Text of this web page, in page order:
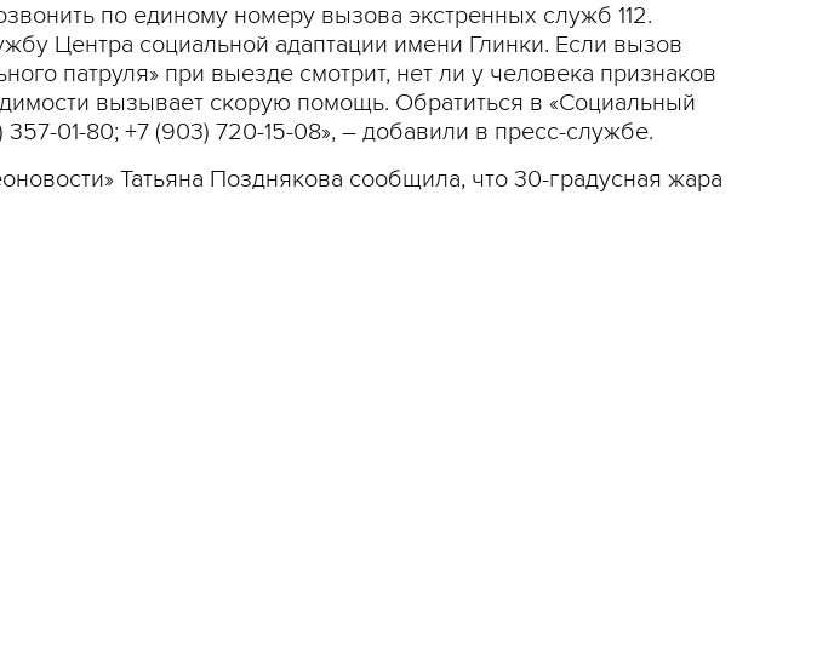
по единому номеру вызова экстренных служб 112.
Центра социальной адаптации имени Глинки. Если вызов
патруля» при выезде смотрит, нет ли у человека признаков
вызывает скорую помощь. Обратиться в «Социальный
01-80; +7 (903) 720-15-08», – добавили в пресс-службе.
Татьяна Позднякова сообщила, что 30-градусная жара